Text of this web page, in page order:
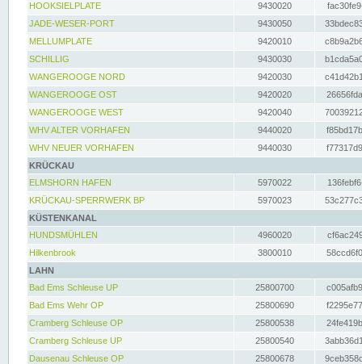
HOOKSIELPLATE
9430020
JADE-WESER-PORT
9430050
MELLUMPLATE
9420010
SCHILLIG
9430030
WANGEROOGE NORD
9420030
WANGEROOGE OST
9420020
WANGEROOGE WEST
9420040
WHV ALTER VORHAFEN
9440020
WHV NEUER VORHAFEN
9440030
KRÜCKAU
ELMSHORN HAFEN
5970022
KRÜCKAU-SPERRWERK BP
5970023
KÜSTENKANAL
HUNDSMÜHLEN
4960020
Hilkenbrook
3800010
LAHN
Bad Ems Schleuse UP
25800700
Bad Ems Wehr OP
25800690
Cramberg Schleuse OP
25800538
Cramberg Schleuse UP
25800540
Dausenau Schleuse OP
25800678